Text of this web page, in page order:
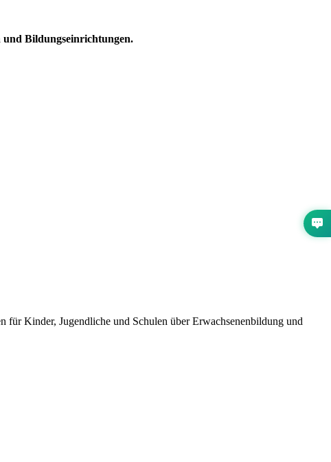
Bildungseinrichtungen.
für Kinder, Jugendliche und Schulen über Erwachsenenbildung und